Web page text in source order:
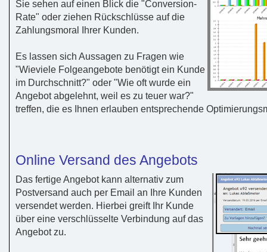
Sie sehen auf einen Blick die "Conversion-
Rate" oder ziehen Rückschlüsse auf die
Zahlungsmoral Ihrer Kunden.
Es lassen sich Aussagen zu Fragen wie
"Wieviele Folgeangebote benötigt ein Kunde
im Durchschnitt?" oder "Wie oft wurde ein
Angebot abgelehnt, weil es zu teuer war?"
treffen, die es Ihnen erlauben entsprechende
Online Versand des Angebots
Das fertige Angebot kann alternativ zum
Postversand auch per Email an Ihre Kunden
versendet werden. Hierbei greift Ihr Kunde
über eine verschlüsselte Verbindung auf das
Angebot zu.